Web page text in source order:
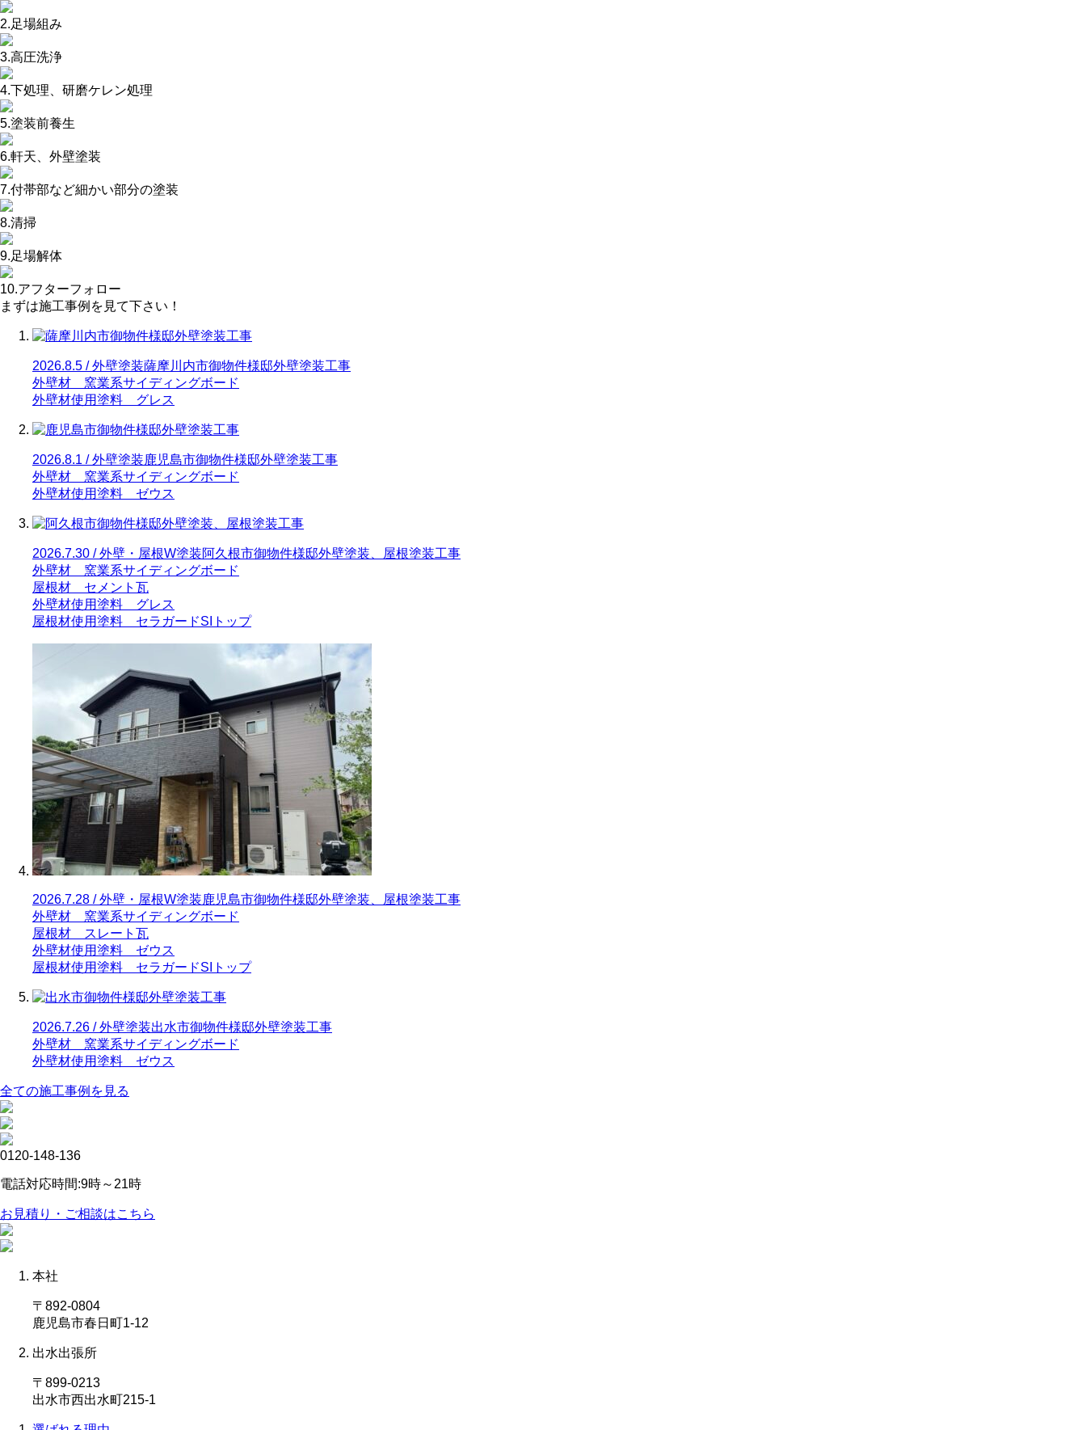
2.足場組み
3.高圧洗浄
4.下処理、研磨ケレン処理
5.塗装前養生
6.軒天、外壁塗装
7.付帯部など細かい部分の塗装
8.清掃
9.足場解体
10.アフターフォロー
まずは施工事例を見て下さい！
2026.8.5 / 外壁塗装薩摩川内市御物件様邸外壁塗装工事
外壁材 窯業系サイディングボード
外壁材使用塗料 グレス
2026.8.1 / 外壁塗装鹿児島市御物件様邸外壁塗装工事
外壁材 窯業系サイディングボード
外壁材使用塗料 ゼウス
2026.7.30 / 外壁・屋根W塗装阿久根市御物件様邸外壁塗装、屋根塗装工事
外壁材 窯業系サイディングボード
屋根材 セメント瓦
外壁材使用塗料 グレス
屋根材使用塗料 セラガードSIトップ
2026.7.28 / 外壁・屋根W塗装鹿児島市御物件様邸外壁塗装、屋根塗装工事
外壁材 窯業系サイディングボード
屋根材 スレート瓦
外壁材使用塗料 ゼウス
屋根材使用塗料 セラガードSIトップ
2026.7.26 / 外壁塗装出水市御物件様邸外壁塗装工事
外壁材 窯業系サイディングボード
外壁材使用塗料 ゼウス
全ての施工事例を見る
0120-148-136
電話対応時間:9時～21時
お見積り・ご相談はこちら
本社
〒892-0804
鹿児島市春日町1-12
出水出張所
〒899-0213
出水市西出水町215-1